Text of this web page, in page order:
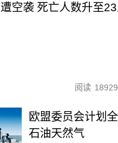
空袭 死亡人数升至23
阅读 18929
欧盟委员会计划
石油天然气